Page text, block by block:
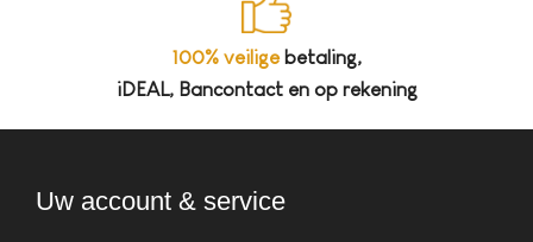
100% veiligebetaling,
iDEAL, Bancontact en op rekening
Uw account & service